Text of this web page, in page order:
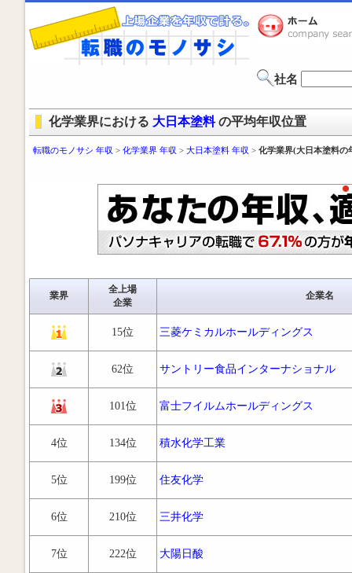
社名
化学業界における 大日本塗料の平均年収位置
転職のモノサシ 年収 > 化学業界 年収 > 大日本塗料 年収 > 化学業界(大日本塗料の
業界
全上場
企業
企業名
15位 三菱ケミカルホールディングス
62位 サントリー食品インターナショナル
101位 富士フイルムホールディングス
4位 134位 積水化学工業
5位 199位 住友化学
6位 210位 三井化学
7位 222位 大陽日酸